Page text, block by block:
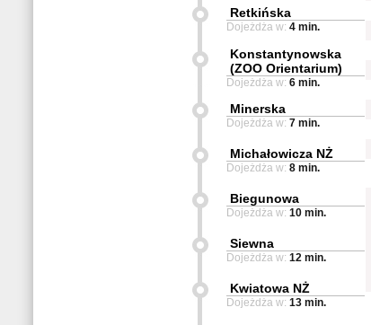
Retkińska
Dojeżdża w: 4 min.
Konstantynowska
(ZOO Orientarium)
Dojeżdża w: 6 min.
Minerska
Dojeżdża w: 7 min.
Michałowicza NŻ
Dojeżdża w: 8 min.
Biegunowa
Dojeżdża w: 10 min.
Siewna
Dojeżdża w: 12 min.
Kwiatowa NŻ
Dojeżdża w: 13 min.